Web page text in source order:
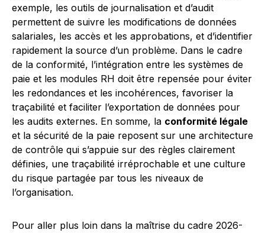
exemple, les outils de journalisation et d’audit
permettent de suivre les modifications de données
salariales, les accès et les approbations, et d’identifier
rapidement la source d’un problème. Dans le cadre
de la conformité, l’intégration entre les systèmes de
paie et les modules RH doit être repensée pour éviter
les redondances et les incohérences, favoriser la
traçabilité et faciliter l’exportation de données pour
les audits externes. En somme, la conformité légale
et la sécurité de la paie reposent sur une architecture
de contrôle qui s’appuie sur des règles clairement
définies, une traçabilité irréprochable et une culture
du risque partagée par tous les niveaux de
l’organisation.
Pour aller plus loin dans la maîtrise du cadre 2026-